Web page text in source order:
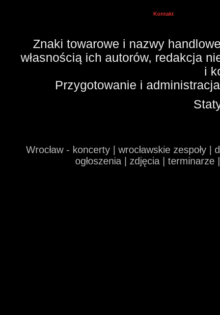
Kontakt
Znaki towarowe i nazwy
własnością ich autorów, redakcja
i
Przygotowanie i
Wrocław - koncerty | wrocławskie zespoły
ogłoszenia | zdjęcia |